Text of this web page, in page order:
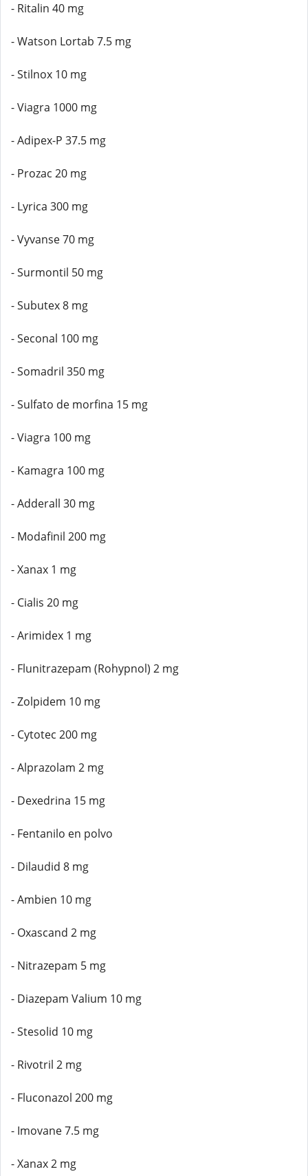
- Ritalin 40 mg
- Watson Lortab 7.5 mg
- Stilnox 10 mg
- Viagra 1000 mg
- Adipex-P 37.5 mg
- Prozac 20 mg
- Lyrica 300 mg
- Vyvanse 70 mg
- Surmontil 50 mg
- Subutex 8 mg
- Seconal 100 mg
- Somadril 350 mg
- Sulfato de morfina 15 mg
- Viagra 100 mg
- Kamagra 100 mg
- Adderall 30 mg
- Modafinil 200 mg
- Xanax 1 mg
- Cialis 20 mg
- Arimidex 1 mg
- Flunitrazepam (Rohypnol) 2 mg
- Zolpidem 10 mg
- Cytotec 200 mg
- Alprazolam 2 mg
- Dexedrina 15 mg
- Fentanilo en polvo
- Dilaudid 8 mg
- Ambien 10 mg
- Oxascand 2 mg
- Nitrazepam 5 mg
- Diazepam Valium 10 mg
- Stesolid 10 mg
- Rivotril 2 mg
- Fluconazol 200 mg
- Imovane 7.5 mg
- Xanax 2 mg